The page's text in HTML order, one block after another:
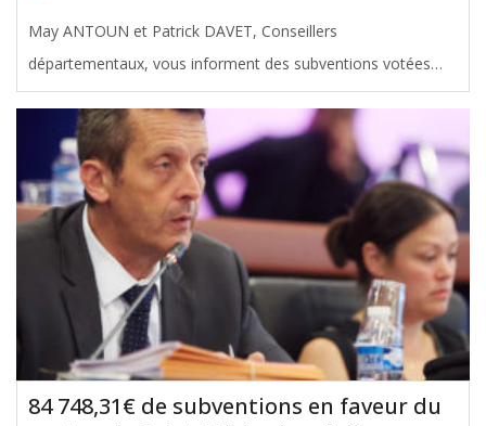
May ANTOUN et Patrick DAVET, Conseillers
départementaux, vous informent des subventions votées
avec leur soutien en faveur du canton de La Teste-de-Buch,
lors de la Commission Permanente du 24 novembre 2025.
Le montant total de ces aides
84 748,31€ de subventions en faveur du